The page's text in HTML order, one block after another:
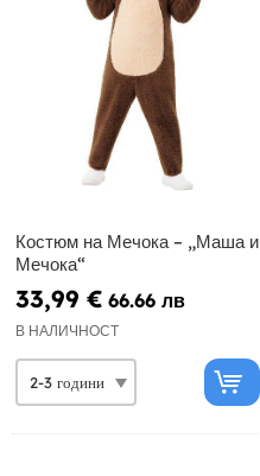
Костюм на Мечока – „Маша и
Мечока“
33,99 € 66.66 лв
В НАЛИЧНОСТ